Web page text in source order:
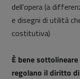
dell'opera (a
e disegni di utilità
costitutiva)
È bene
regolano il diritto